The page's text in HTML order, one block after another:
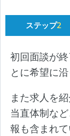
ステップ2
初回面談が
とに希望に
また求人を
当直体制な
報も含まれ